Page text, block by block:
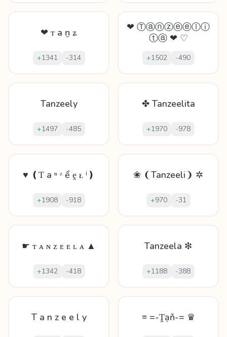
❤ ᴛ а ṉ ʑ
+1341 -314
❤ Ⓣⓐⓝⓩⓔⓔⓛⓘ
ⓣⓐ ❤ ♡
+1502 -490
Tanzeely
+1497 -485
✤ Tanzeelita
+1970 -978
♥ ❪Ƭ а ⁿ ᶻ ể ḙ ᴌ ⁱ❫
+1908 -918
❀ ❨Tanzeeli❩ ✲
+970 -31
☛ ᴛ ᴀ ɴ ᴢ ᴇ ᴇ ʟ ᴀ ▲
+1342 -418
Tanzeela ❇
+1188 -388
T a n z e e l y ≡ =-Ṱạň-= ♛